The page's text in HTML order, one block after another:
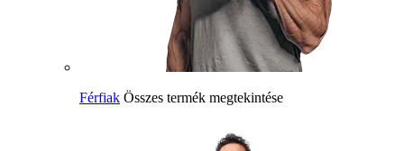
Férfiak Összes termék megtekintése